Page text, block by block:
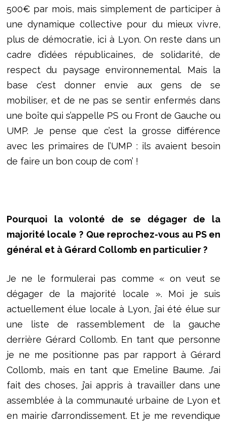
500€ par mois, mais simplement de participer à
une dynamique collective pour du mieux vivre,
plus de démocratie, ici à Lyon. On reste dans un
cadre d’idées républicaines, de solidarité, de
respect du paysage environnemental. Mais la
base c’est donner envie aux gens de se
mobiliser, et de ne pas se sentir enfermés dans
une boîte qui s’appelle PS ou Front de Gauche ou
UMP. Je pense que c’est la grosse différence
avec les primaires de l’UMP : ils avaient besoin
de faire un bon coup de com’ !
Pourquoi la volonté de se dégager de la
majorité locale ? Que reprochez-vous au PS en
général et à Gérard Collomb en particulier ?
Je ne le formulerai pas comme « on veut se
dégager de la majorité locale ». Moi je suis
actuellement élue locale à Lyon, j’ai été élue sur
une liste de rassemblement de la gauche
derrière Gérard Collomb. En tant que personne
je ne me positionne pas par rapport à Gérard
Collomb, mais en tant que Emeline Baume. J’ai
fait des choses, j’ai appris à travailler dans une
assemblée à la communauté urbaine de Lyon et
en mairie d’arrondissement. Et je me revendique